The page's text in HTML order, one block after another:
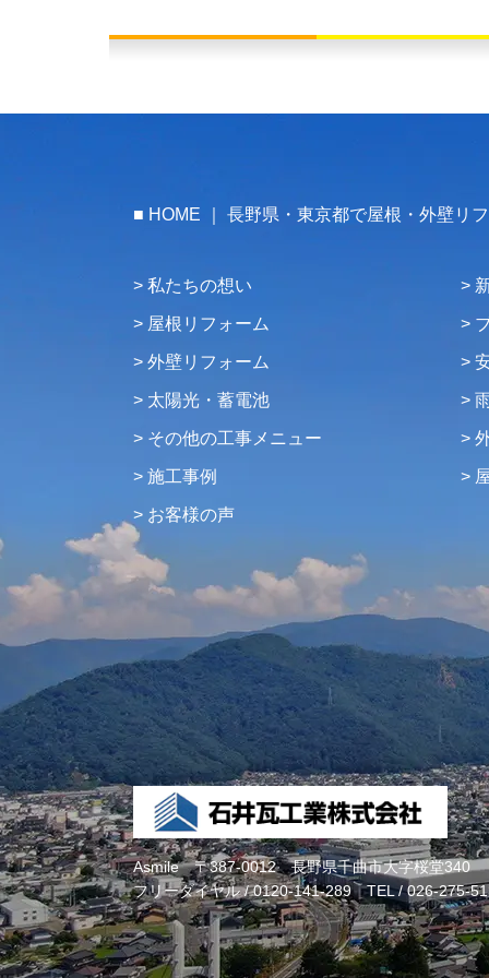
HOME ｜ 長野県・東京都で屋根・外壁リ
私たちの想い
屋根リフォーム
外壁リフォーム
太陽光・蓄電池
その他の工事メニュー
施工事例
お客様の声
Asmile〒387-0012 長野県千曲市大字桜堂340
フリーダイヤル /0120-141-289TEL /026-275-